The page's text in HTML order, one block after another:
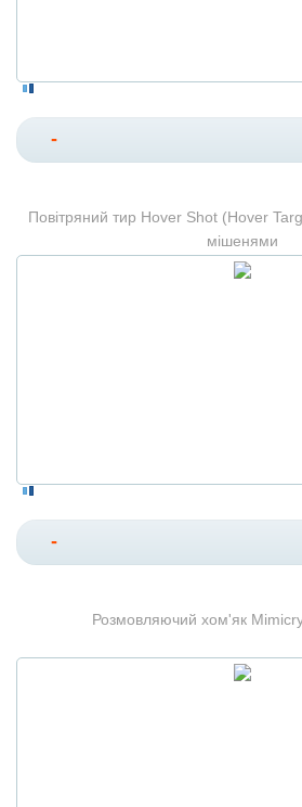
-
Повітряний тир Hover Shot (Hover
мішенями
-
Розмовляючий хом'як